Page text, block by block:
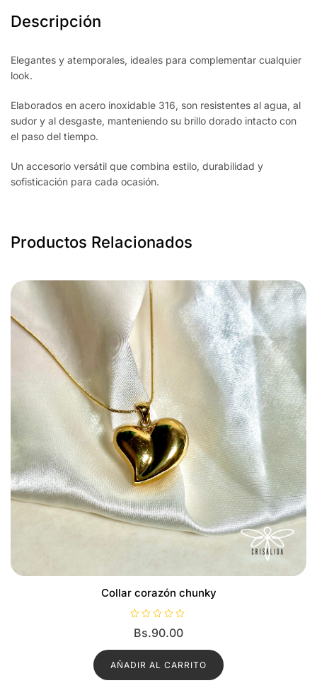
Descripción
Elegantes y atemporales, ideales para complementar cualquier
look.
Elaborados en acero inoxidable 316, son resistentes al agua, al
sudor y al desgaste, manteniendo su brillo dorado intacto con
el paso del tiempo.
Un accesorio versátil que combina estilo, durabilidad y
sofisticación para cada ocasión.
Productos Relacionados
Collar corazón chunky
o
a
Bs.90.00
AÑADIR AL CARRITO